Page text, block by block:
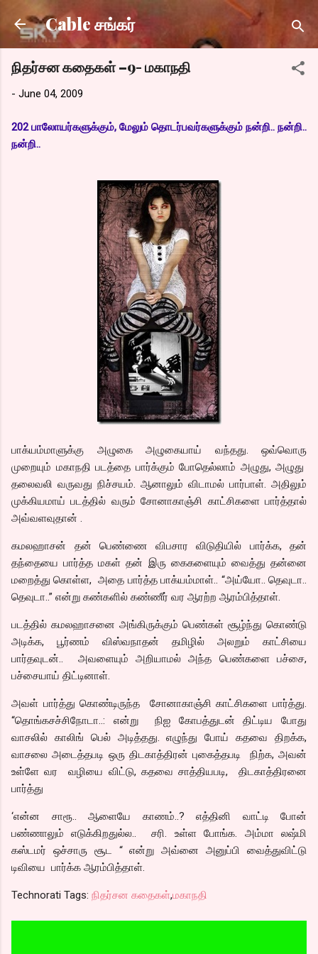
Skip to main content
Cable சங்கர்
நிதர்சன கதைகள் –9- மகாநதி
- June 04, 2009
202 பாலோயர்களுக்கும், மேலும் தொடர்பவர்களுக்கும் நன்றி.. நன்றி..
நன்றி..
பாக்யம்மாளுக்கு அழுகை அழுகையாய் வந்தது. ஒவ்வொரு
முறையும் மகாநதி படத்தை பார்க்கும் போதெல்லாம் அழுது, அழுது
தலைவலி வருவது நிச்சயம். ஆனாலும் விடாமல் பார்பாள். அதிலும்
முக்கியமாய் படத்தில் வரும் சோனாகாஞ்சி காட்சிகளை பார்த்தால்
அவ்வளவுதான் .
கமலஹாசன் தன் பெண்ணை விபசார விடுதியில் பார்க்க, தன்
தந்தையை பார்த்த மகள் தன் இரு கைகளையும் வைத்து தன்னை
மறைத்து கொள்ள, அதை பார்த்த பாக்யம்மாள்.. “அய்யோ.. தெவுடா..
தெவுடா..” என்று கண்களில் கண்ணீர் வர ஆரற்ற ஆரம்பித்தாள்.
படத்தில் கமலஹாசனை அங்கிருக்கும் பெண்கள் சூழ்ந்து கொண்டு
அடிக்க, பூர்ணம் விஸ்வநாதன் தமிழில் அலறும் காட்சியை
பார்தவுடன்.. அவளையும் அறியாமல் அந்த பெண்களை பச்சை,
பச்சையாய் திட்டினாள்.
அவள் பார்த்து கொண்டிருந்த சோனாகாஞ்சி காட்சிகளை பார்த்து.
“தொங்கசச்சிநோடா..: என்று நிஐ கோபத்துடன் திட்டிய போது
வாசலில் காலிங் பெல் அடித்தது. எழுந்து போய் கதவை திறக்க,
வாசலை அடைத்தபடி ஒரு திடகாத்திரன் புகைத்தபடி நிற்க, அவன்
உள்ளே வர வழியை விட்டு, கதவை சாத்தியபடி, திடகாத்திரனை
பார்த்து
‘என்ன சாரூ.. ஆளையே காணம்..? எத்தினி வாட்டி போன்
பண்ணாலும் எடுக்கிறதுல்ல.. சரி. உள்ள போங்க. அம்மா லஷ்மி
கஸ்டமர் ஒச்சாரு சூட “ என்று அவ்னை அனுப்பி வைத்துவிட்டு
டிவியை பார்க்க ஆரம்பித்தாள்.
Technorati Tags: நிதர்சன கதைகள்,மகாநதி